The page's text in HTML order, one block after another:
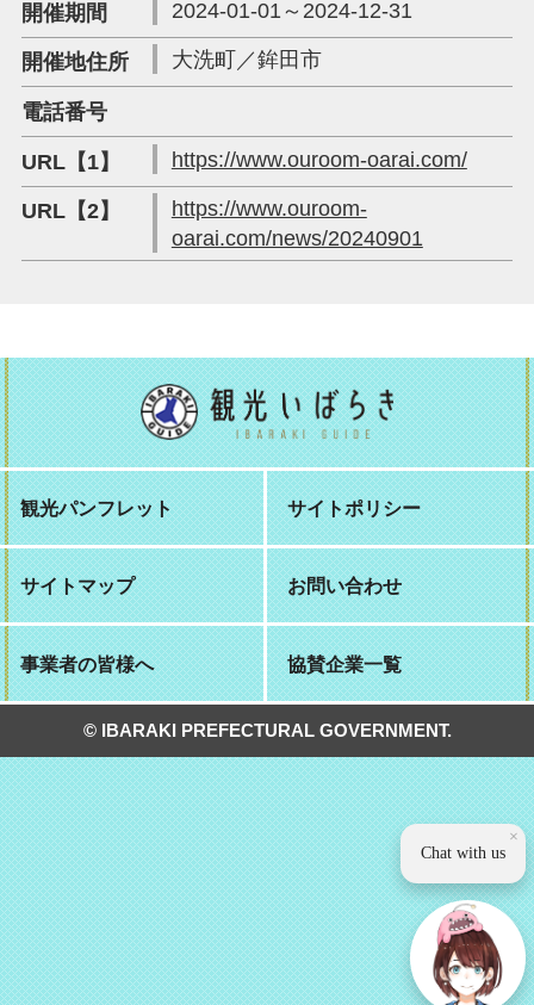
開催期間
2024-01-01～2024-12-31
開催地住所 大洗町／鉾田市
電話番号
URL【1】
https://www.ouroom-oarai.com/
URL【2】
https://www.ouroom-
oarai.com/news/20240901
観光パンフレット サイトポリシー
サイトマップ お問い合わせ
事業者の皆様へ 協賛企業一覧
© IBARAKI PREFECTURAL GOVERNMENT.
×
Chat with us